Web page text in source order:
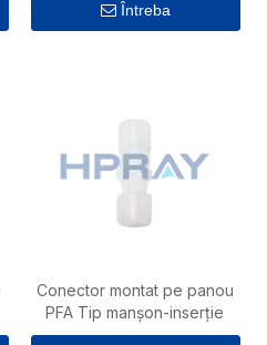
Întreba
Conector montat pe panou
PFA Tip manșon-inserție